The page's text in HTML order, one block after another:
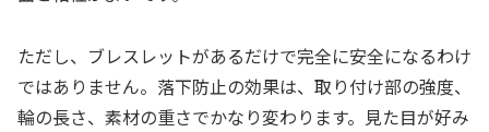
ただし、ブレスレットがあるだけで完全に安全になるわけ
ではありません。落下防止の効果は、取り付け部の強度、
輪の長さ、素材の重さでかなり変わります。見た目が好み